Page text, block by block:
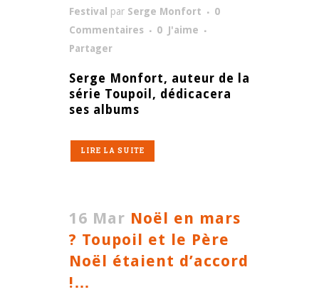
Festival
par Serge Monfort
0
Commentaires
0 J'aime
Partager
Serge Monfort, auteur de la
série Toupoil, dédicacera
ses albums
LIRE LA SUITE
16 Mar Noël en mars
? Toupoil et le Père
Noël étaient d’accord
!…